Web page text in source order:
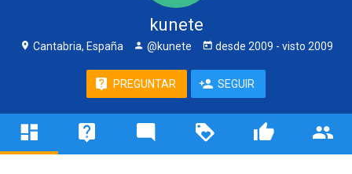
kunete
Cantabria, España @kunete desde 2009 - visto 2009
PREGUNTAR SEGUIR